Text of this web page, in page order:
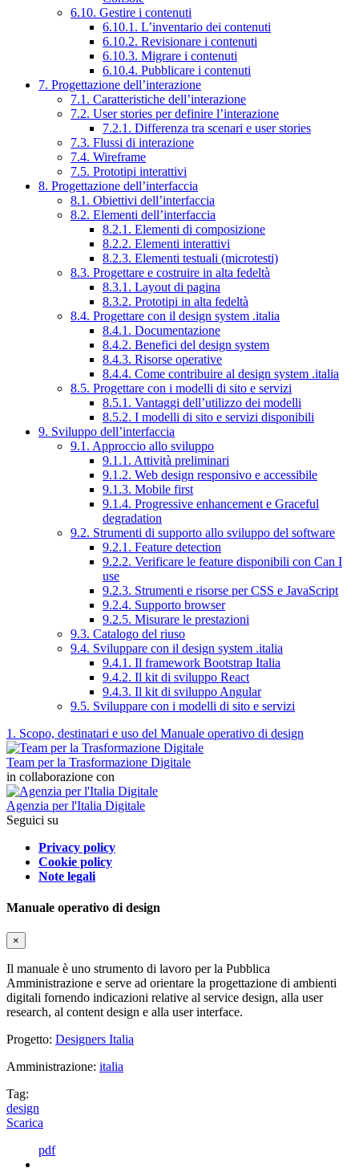
6.10. Gestire i contenuti
6.10.1. L’inventario dei contenuti
6.10.2. Revisionare i contenuti
6.10.3. Migrare i contenuti
6.10.4. Pubblicare i contenuti
7. Progettazione dell’interazione
7.1. Caratteristiche dell’interazione
7.2. User stories per definire l’interazione
7.2.1. Differenza tra scenari e user stories
7.3. Flussi di interazione
7.4. Wireframe
7.5. Prototipi interattivi
8. Progettazione dell’interfaccia
8.1. Obiettivi dell’interfaccia
8.2. Elementi dell’interfaccia
8.2.1. Elementi di composizione
8.2.2. Elementi interattivi
8.2.3. Elementi testuali (microtesti)
8.3. Progettare e costruire in alta fedeltà
8.3.1. Layout di pagina
8.3.2. Prototipi in alta fedeltà
8.4. Progettare con il design system .italia
8.4.1. Documentazione
8.4.2. Benefici del design system
8.4.3. Risorse operative
8.4.4. Come contribuire al design system .italia
8.5. Progettare con i modelli di sito e servizi
8.5.1. Vantaggi dell’utilizzo dei modelli
8.5.2. I modelli di sito e servizi disponibili
9. Sviluppo dell’interfaccia
9.1. Approccio allo sviluppo
9.1.1. Attività preliminari
9.1.2. Web design responsivo e accessibile
9.1.3. Mobile first
9.1.4. Progressive enhancement e Graceful
degradation
9.2. Strumenti di supporto allo sviluppo del software
9.2.1. Feature detection
9.2.2. Verificare le feature disponibili con Can I
use
9.2.3. Strumenti e risorse per CSS e JavaScript
9.2.4. Supporto browser
9.2.5. Misurare le prestazioni
9.3. Catalogo del riuso
9.4. Sviluppare con il design system .italia
9.4.1. Il framework Bootstrap Italia
9.4.2. Il kit di sviluppo React
9.4.3. Il kit di sviluppo Angular
9.5. Sviluppare con i modelli di sito e servizi
1. Scopo, destinatari e uso del Manuale operativo di design
Team per la Trasformazione Digitale
in collaborazione con
Agenzia per l'Italia Digitale
Seguici su
Privacy policy
Cookie policy
Note legali
Manuale operativo di design
×
Il manuale è uno strumento di lavoro per la Pubblica
Amministrazione e serve ad orientare la progettazione di ambienti
digitali fornendo indicazioni relative al service design, alla user
research, al content design e alla user interface.
Progetto: Designers Italia
Amministrazione: italia
Tag:
design
Scarica
pdf